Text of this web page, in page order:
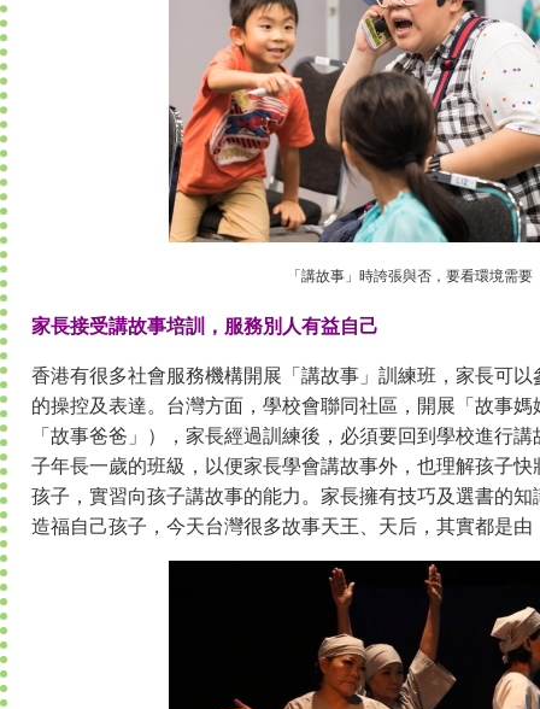
「講故事」時誇張與否，要看環境需要
家長接受講故事培訓，服務別人有益自己
香港有很多社會服務機構開展「講故事」訓練班，家長可
的操控及表達。台灣方面，學校會聯同社區，開展「故事
「故事爸爸」），家長經過訓練後，必須要回到學校進行
子年長一歲的班級，以便家長學會講故事外，也理解孩子
孩子，實習向孩子講故事的能力。家長擁有技巧及選書的
造福自己孩子，今天台灣很多故事天王、天后，其實都是由